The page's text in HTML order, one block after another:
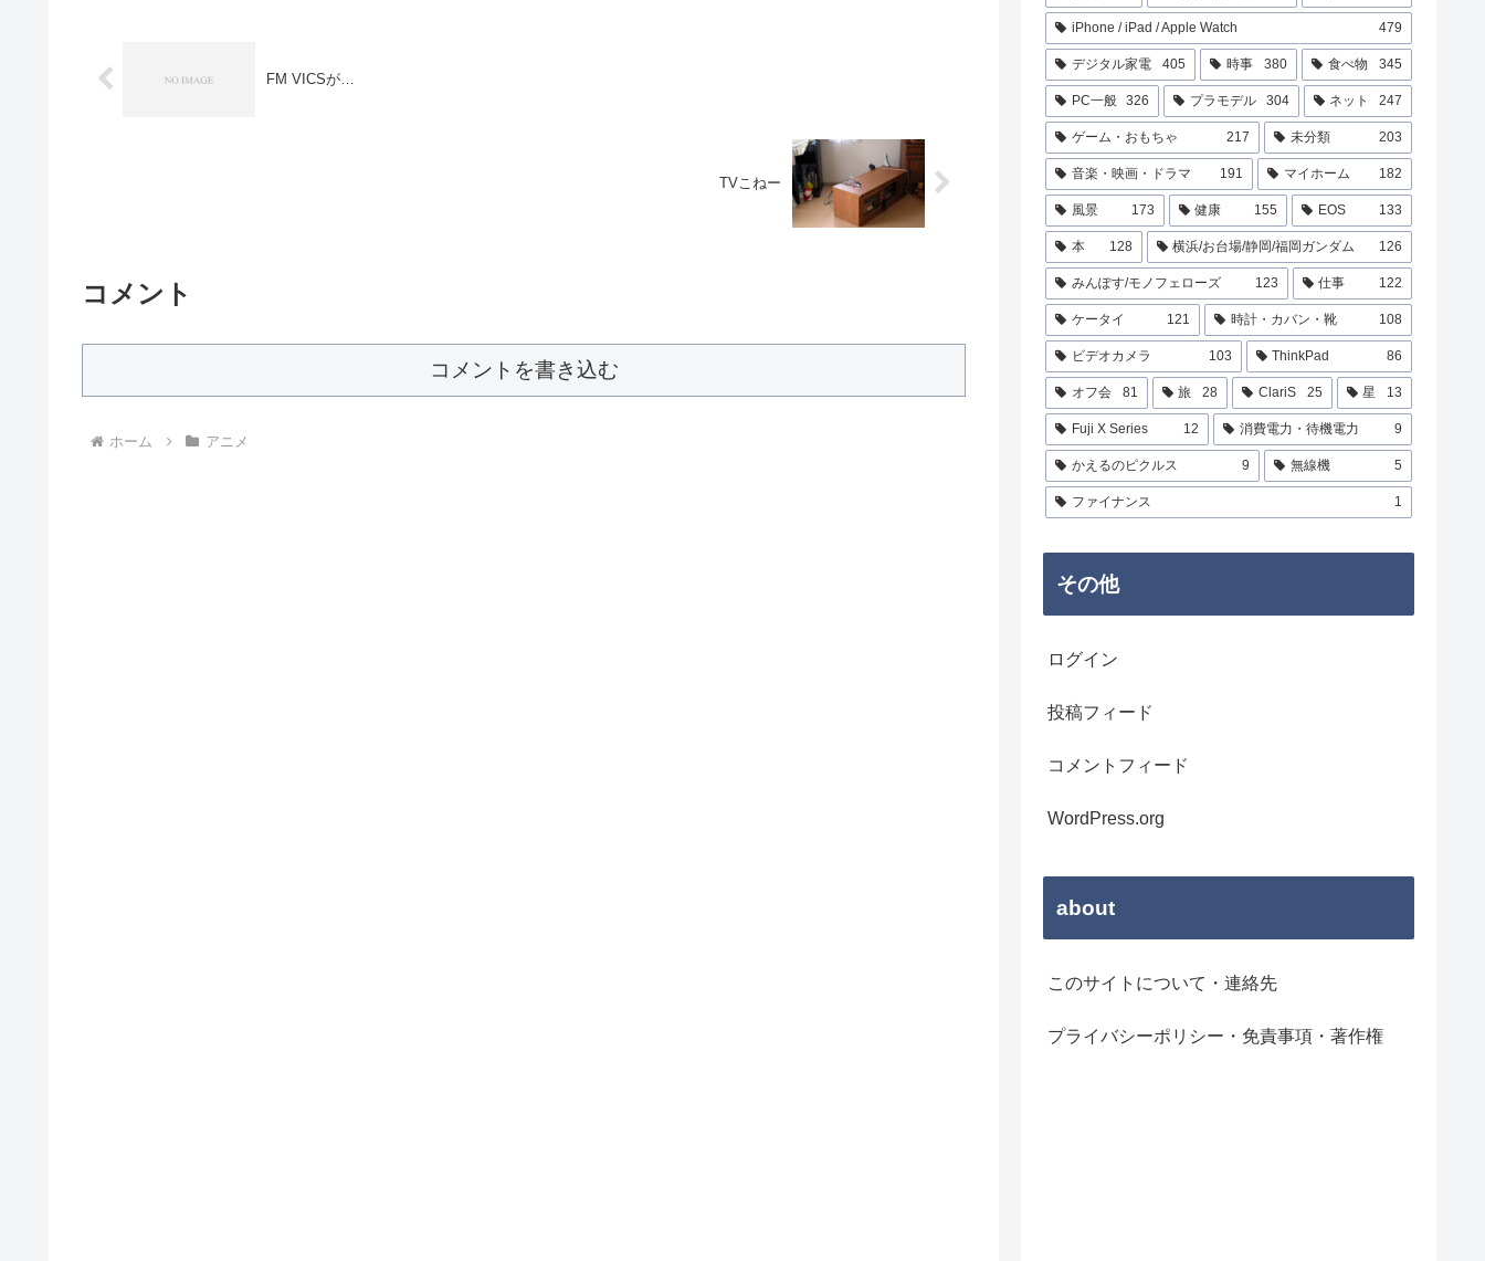
FM VICSが…
TVこねー
コメント
コメントを書き込む
ホーム アニメ
iPhone / iPad / Apple Watch 479
デジタル家電 405 時事 380 食べ物 345
PC一般 326 プラモデル 304 ネット 247
ゲーム・おもちゃ 217 未分類 203
音楽・映画・ドラマ 191 マイホーム 182
風景 173 健康 155 EOS 133
本 128 横浜/お台場/静岡/福岡ガンダム 126
みんぽす/モノフェローズ 123 仕事 122
ケータイ 121 時計・カバン・靴 108
ビデオカメラ 103 ThinkPad 86
オフ会 81 旅 28 ClariS 25 星 13
Fuji X Series 12 消費電力・待機電力 9
かえるのピクルス 9 無線機 5
ファイナンス 1
その他
ログイン
投稿フィード
コメントフィード
WordPress.org
about
このサイトについて・連絡先
プライバシーポリシー・免責事項・著作権